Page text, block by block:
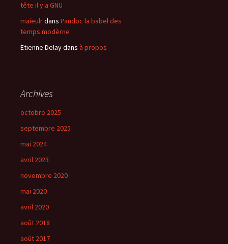
tête il y a GNU
maieulrdans Pandoc la babel des
temps modèrne
Etienne Delaydans à propos
Archives
octobre 2025
septembre 2025
mai 2024
avril 2023
novembre 2020
mai 2020
avril 2020
août 2018
août 2017